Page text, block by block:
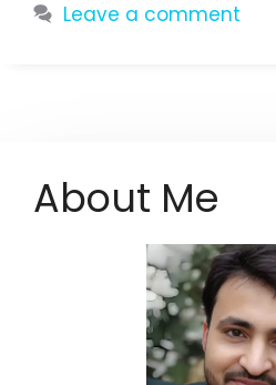
Leave a comment
About Me